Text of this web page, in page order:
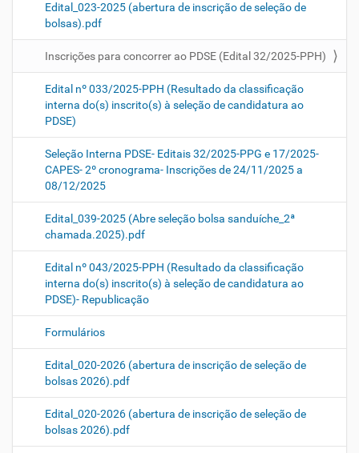
Edital_023-2025 (abertura de inscrição de seleção de
bolsas).pdf
Inscrições para concorrer ao PDSE (Edital 32/2025-PPH)
Edital nº 033/2025-PPH (Resultado da classificação
interna do(s) inscrito(s) à seleção de candidatura ao
PDSE)
Seleção Interna PDSE- Editais 32/2025-PPG e 17/2025-
CAPES- 2º cronograma- Inscrições de 24/11/2025 a
08/12/2025
Edital_039-2025 (Abre seleção bolsa sanduíche_2ª
chamada.2025).pdf
Edital nº 043/2025-PPH (Resultado da classificação
interna do(s) inscrito(s) à seleção de candidatura ao
PDSE)- Republicação
Formulários
Edital_020-2026 (abertura de inscrição de seleção de
bolsas 2026).pdf
Edital_020-2026 (abertura de inscrição de seleção de
bolsas 2026).pdf